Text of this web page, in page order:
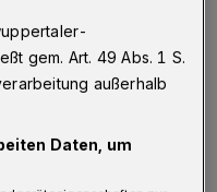
Tour
und sein
Kurt-Weill-
– mitten in
gem. Art. 49 Abs. 1 S.
außerhalb
Daten, um